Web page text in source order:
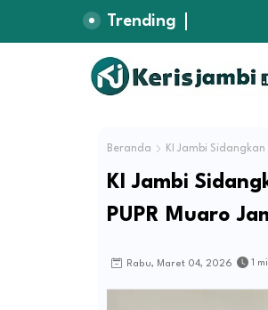
Trending
Beranda KI Jambi
KI Jambi
PUPR Muaro
Rabu, Maret 04, 2026 1